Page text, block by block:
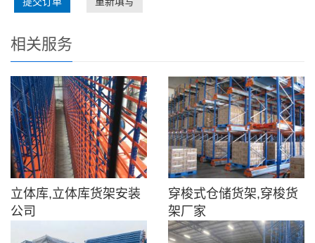
相关服务
立体库,立体库货架安装
公司
穿梭式仓储货架,穿梭货
架厂家